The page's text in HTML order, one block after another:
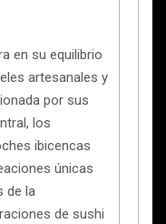
en su equilibrio
artesanales y
por sus
los
ibicencas
únicas
de la
de sushi